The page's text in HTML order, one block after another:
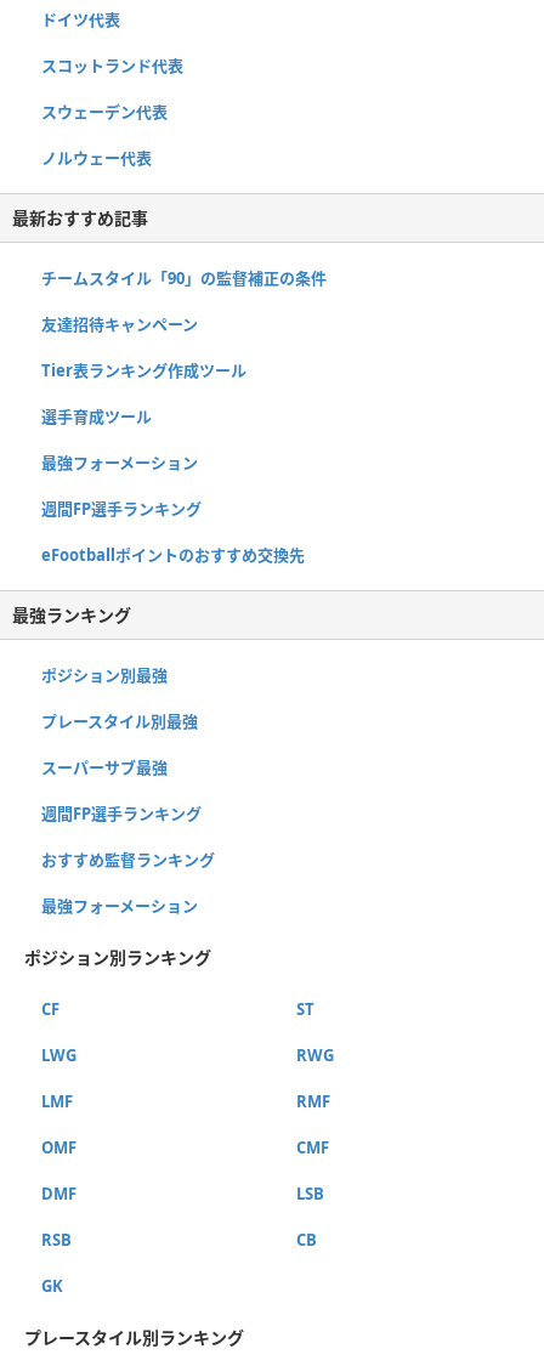
ドイツ代表
スコットランド代表
スウェーデン代表
ノルウェー代表
最新おすすめ記事
チームスタイル「90」の監督補正の条件
友達招待キャンペーン
Tier表ランキング作成ツール
選手育成ツール
最強フォーメーション
週間FP選手ランキング
eFootballポイントのおすすめ交換先
最強ランキング
ポジション別最強
プレースタイル別最強
スーパーサブ最強
週間FP選手ランキング
おすすめ監督ランキング
最強フォーメーション
ポジション別ランキング
CF ST
LWG RWG
LMF RMF
OMF CMF
DMF LSB
RSB CB
GK
プレースタイル別ランキング